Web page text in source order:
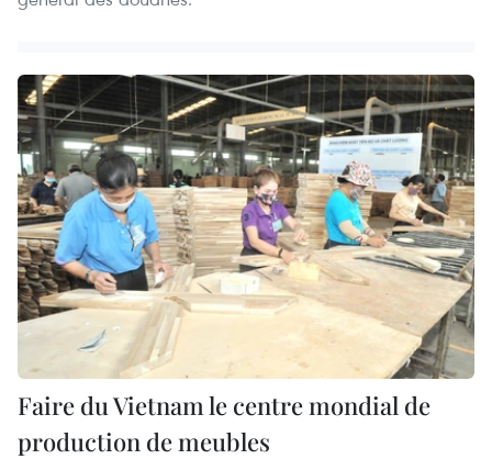
Faire du Vietnam le centre mondial de
production de meubles